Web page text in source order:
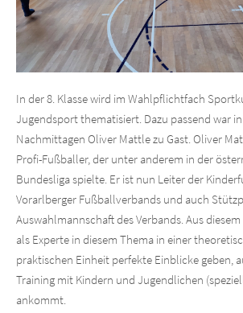
In der 8. Klasse wird im Wahlpflichtfach
Jugendsport thematisiert. Dazu passend war
Nachmittagen Oliver Mattle zu Gast. Oliver
Profi-Fußballer, der unter anderem in der
Bundesliga spielte. Er ist nun Leiter der
Vorarlberger Fußballverbands und auch
Auswahlmannschaft des Verbands. Aus
als Experte in diesem Thema in einer
praktischen Einheit perfekte Einblicke geben,
Training mit Kindern und Jugendlichen
ankommt.